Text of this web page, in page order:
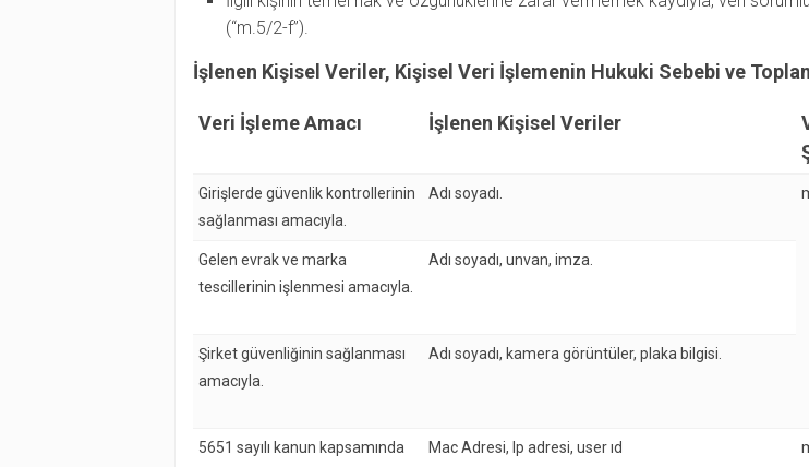
(“m.5/2-f”).
İşlenen Kişisel Veriler, Kişisel Veri İşlemenin Hukuki Sebebi ve
Veri İşleme Amacı İşlenen Kişisel Veriler
Girişlerde güvenlik kontrollerinin
sağlanması amacıyla.
Adı soyadı.
Gelen evrak ve marka
tescillerinin işlenmesi amacıyla.
Adı soyadı, unvan, imza.
Şirket güvenliğinin sağlanması
amacıyla.
Adı soyadı, kamera görüntüler, plaka bilgisi.
5651 sayılı kanun kapsamında
Mac Adresi, Ip adresi, user ıd